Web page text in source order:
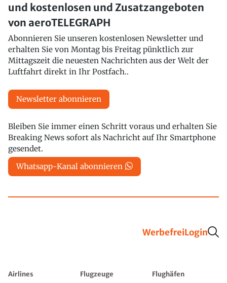
und kostenlosen und Zusatzangeboten
von aeroTELEGRAPH
Abonnieren Sie unseren kostenlosen Newsletter und
erhalten Sie von Montag bis Freitag pünktlich zur
Mittagszeit die neuesten Nachrichten aus der Welt der
Luftfahrt direkt in Ihr Postfach..
Newsletter abonnieren
Bleiben Sie immer einen Schritt voraus und erhalten Sie
Breaking News sofort als Nachricht auf Ihr Smartphone
gesendet.
Whatsapp-Kanal abonnieren
WerbefreiLogin
Airlines Flugzeuge
Flughäfen